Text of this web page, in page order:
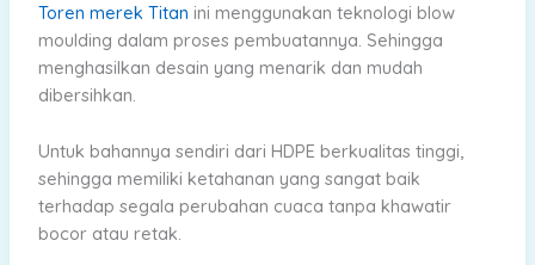
Toren merek Titan ini menggunakan teknologi blow
moulding dalam proses pembuatannya. Sehingga
menghasilkan desain yang menarik dan mudah
dibersihkan.
Untuk bahannya sendiri dari HDPE berkualitas tinggi,
sehingga memiliki ketahanan yang sangat baik
terhadap segala perubahan cuaca tanpa khawatir
bocor atau retak.